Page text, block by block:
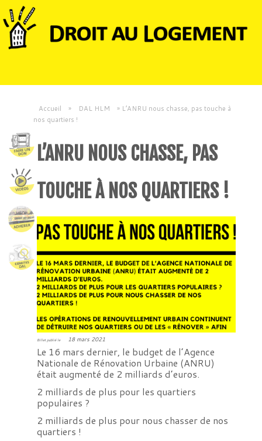
Accueil » DAL HLM » L’ANRU nous chasse, pas touche à
nos quartiers !
L’ANRU NOUS CHASSE, PAS
TOUCHE À NOS QUARTIERS !
Billet publié le 18 mars 2021
Le 16 mars dernier, le budget de l’Agence
Nationale de Rénovation Urbaine (ANRU)
était augmenté de 2 milliards d’euros.
2 milliards de plus pour les quartiers
populaires ?
2 milliards de plus pour nous chasser de nos
quartiers !